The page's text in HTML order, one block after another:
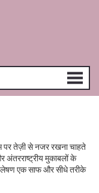
तेज़ी से नजर रखना चाहते
अंतरराष्ट्रीय मुकाबलों के
एक साफ और सीधे तरीके